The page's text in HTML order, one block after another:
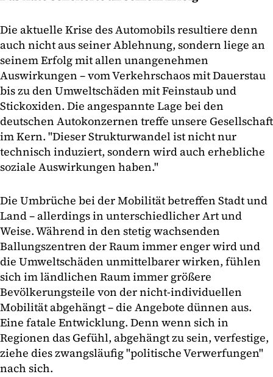
Die aktuelle Krise des Automobils resultiere denn
auch nicht aus seiner Ablehnung, sondern liege an
seinem Erfolg mit allen unangenehmen
Auswirkungen – vom Verkehrschaos mit Dauerstau
bis zu den Umweltschäden mit Feinstaub und
Stickoxiden. Die angespannte Lage bei den
deutschen Autokonzernen treffe unsere Gesellschaft
im Kern. "Dieser Strukturwandel ist nicht nur
technisch induziert, sondern wird auch erhebliche
soziale Auswirkungen haben."
Die Umbrüche bei der Mobilität betreffen Stadt und
Land – allerdings in unterschiedlicher Art und
Weise. Während in den stetig wachsenden
Ballungszentren der Raum immer enger wird und
die Umweltschäden unmittelbarer wirken, fühlen
sich im ländlichen Raum immer größere
Bevölkerungsteile von der nicht-individuellen
Mobilität abgehängt – die Angebote dünnen aus.
Eine fatale Entwicklung. Denn wenn sich in
Regionen das Gefühl, abgehängt zu sein, verfestige,
ziehe dies zwangsläufig "politische Verwerfungen"
nach sich.